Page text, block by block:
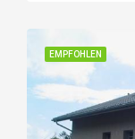
EMPFOHLEN